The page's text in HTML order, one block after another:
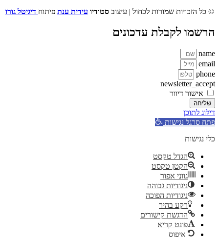
© כל הזכויות שמורות לכחול | עיצובסטודיו עידית ענת פיתוח דיגיטל גורו
הרשמו לקבלת עדכונים
name
email
phone
newsletter_accept
אישור דיוור
שליחה
דילוג לתוכן
פתח סרגל נגישות
כלי נגישות
הגדל טקסט
הקטן טקסט
גווני אפור
ניגודיות גבוהה
ניגודיות הפוכה
רקע בהיר
הדגשת קישורים
פונט קריא
איפוס